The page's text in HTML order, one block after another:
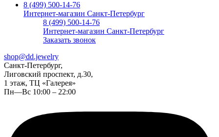
8 (499) 500-14-76
Интернет-магазин Санкт-Петербург
8 (499) 500-14-76
Интернет-магазин Санкт-Петербург
Заказать звонок
shop@dd.jewelry
Санкт-Петербург,
Лиговский проспект, д.30,
1 этаж, ТЦ «Галерея»
Пн—Вс 10:00 – 22:00